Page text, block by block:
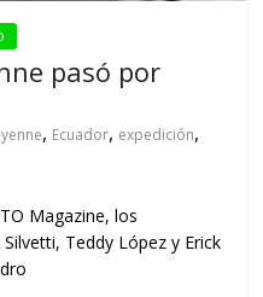
pasó por
, Ecuador, expedición,
Magazine, los
Teddy López y Erick